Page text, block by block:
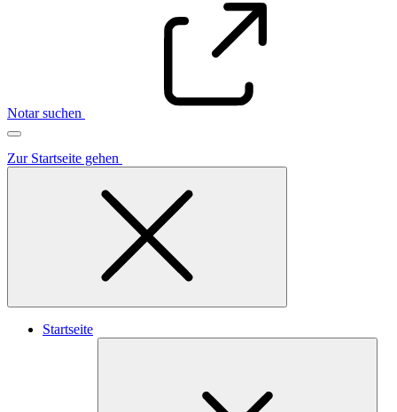
Notar suchen
Zur Startseite gehen
Startseite